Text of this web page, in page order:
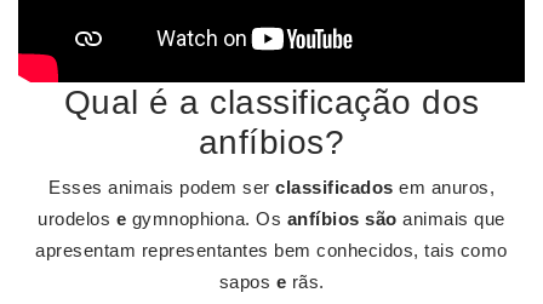
Qual é a classificação dos
anfíbios?
Esses animais podem ser classificados em anuros,
urodelos e gymnophiona. Os anfíbios são animais que
apresentam representantes bem conhecidos, tais como
sapos e rãs.